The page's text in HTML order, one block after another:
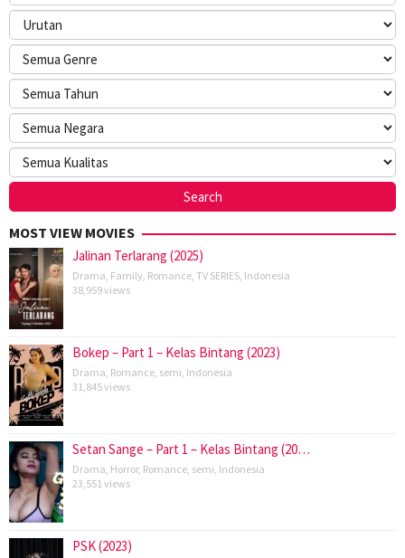
MOST VIEW MOVIES
Jalinan Terlarang (2025)
Drama, Family, Romance, TV SERIES, Indonesia
38,959 views
Bokep – Part 1 – Kelas Bintang (2023)
Drama, Romance, semi, Indonesia
31,845 views
Setan Sange – Part 1 – Kelas Bintang (20…
Drama, Horror, Romance, semi, Indonesia
23,551 views
PSK (2023)